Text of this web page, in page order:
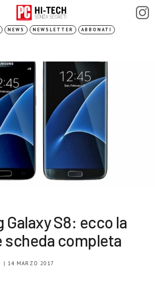
NEWS NEWSLETTER ABBONATI
Galaxy S8: ecco la
scheda completa
| 14 MARZO 2017